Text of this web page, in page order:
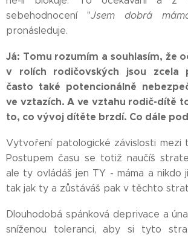
sebehodnocení "Jsem dobrá
pronásleduje.
Já: Tomu rozumím a souhlasím, že
v rolích rodičovských jsou zcela
často také potencionálně
ve vztazích. A ve vztahu rodič-dítě
to, co vývoj dítěte brzdí. Co dále
Vytvoření patologické závislosti mezi
Postupem času se totiž naučíš
ale ty ovládáš jen TY - máma a nikdo
tak jak ty a zůstáváš pak v těchto
Dlouhodobá spánková deprivace a
sníženou toleranci, aby si tyto